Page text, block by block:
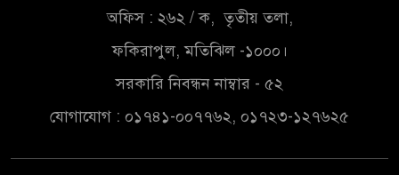
বাংলাদেশে বর্তমানে স্থিতিশীল
এখনই উপযুক্ত সময়
সরকার,প্রবাসীদের বিনিয়োগের
অফিস : ২৬২ / ক, তৃতীয় তলা,
ফকিরাপুল, মতিঝিল -১০০০।
সরকারি নিবন্ধন নাম্বার - ৫২
যোগাযোগ : ০১৭৪১-০০৭৭৬২, ০১৭২৩-১২৭৬২৫